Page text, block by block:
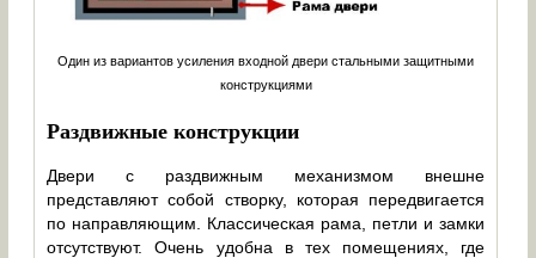
Один из вариантов усиления входной двери стальными защитными
конструкциями
Раздвижные конструкции
Двери с раздвижным механизмом внешне
представляют собой створку, которая передвигается
по направляющим. Классическая рама, петли и замки
отсутствуют. Очень удобна в тех помещениях, где